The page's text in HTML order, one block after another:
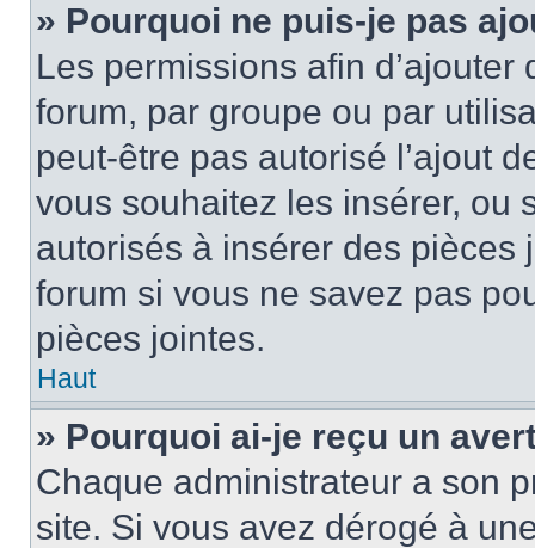
» Pourquoi ne puis-je pas
Les permissions afin
forum, par groupe ou par
peut-être pas autorisé l’ajout
vous souhaitez les insérer, ou
autorisés à insérer des pièces
forum si vous ne savez pas
pièces jointes.
Haut
» Pourquoi ai-je reçu un
Chaque administrateur a son
site. Si vous avez dérogé à